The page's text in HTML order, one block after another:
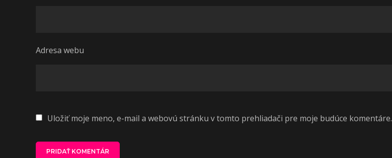
Adresa webu
Uložiť moje meno, e-mail a webovú stránku v tomto prehliadači pre moje budúce komentáre.